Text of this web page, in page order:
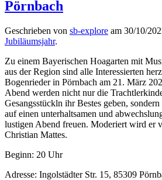
Pörnbach
Geschrieben von sb-explore am 30/10/
Jubiläumsjahr.
Zu einem Bayerischen Hoagarten mit
aus der Region sind alle Interessierten
Bogenrieder in Pörnbach am 21. März
Abend werden nicht nur die
Gesangsstückln ihr Bestes geben,
auf einen unterhaltsamen und
lustigen Abend freuen. Moderiert wird er
Christian Mattes.
Beginn: 20 Uhr
Adresse: Ingolstädter Str. 15, 85309